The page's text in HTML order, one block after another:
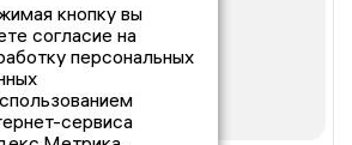
кнопку вы
согласие на
персональных
сервиса